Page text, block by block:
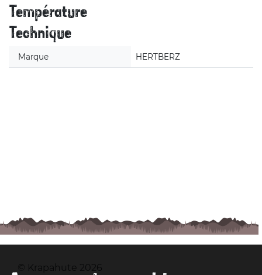
Température
Technique
Marque HERTBERZ
© Krapahute 2026